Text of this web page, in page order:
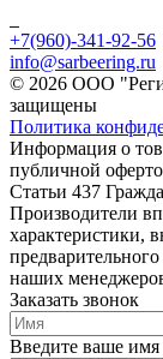
+7(960)-341-92-56
info@sarbeering.ru
© 2026 ООО
защищены
Политика
Информация о
публичной
Статьи 437
Производители
характеристики,
наших
Заказать звонок
Введите ваше имя